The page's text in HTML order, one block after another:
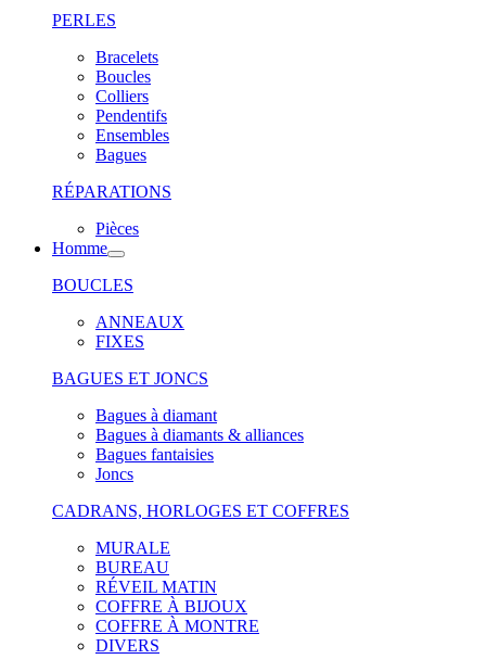
PERLES
Bracelets
Boucles
Colliers
Pendentifs
Ensembles
Bagues
RÉPARATIONS
Pièces
Homme
BOUCLES
ANNEAUX
FIXES
BAGUES ET JONCS
Bagues à diamant
Bagues à diamants & alliances
Bagues fantaisies
Joncs
CADRANS, HORLOGES ET COFFRES
MURALE
BUREAU
RÉVEIL MATIN
COFFRE À BIJOUX
COFFRE À MONTRE
DIVERS